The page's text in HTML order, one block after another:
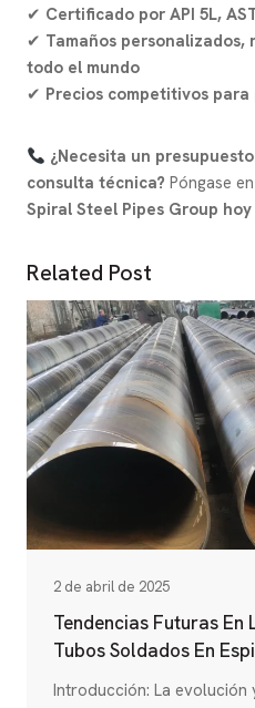
✔ Certificado por API 5L,
✔ Tamaños
todo el mundo
✔ Precios competitivos
¿Necesita un
consulta técnica? Póngase
Spiral Steel Pipes Group hoy
Related Post
2 de abril de 2025
Tendencias Futuras En
Tubos Soldados En
Ahora?
Introducción: La